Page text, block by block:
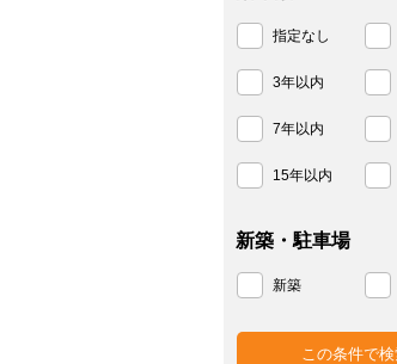
指定なし
3年以内
7年以内
15年以内
新築・駐車場
新築